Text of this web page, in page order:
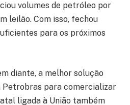
volumes de petróleo por
leilão. Com isso, fechou
para os próximos
diante, a melhor solução
Petrobras para comercializar
ligada à União também